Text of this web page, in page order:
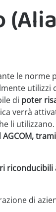
le norme
utilizzi
di poter
verrà
li
riconducibili
di